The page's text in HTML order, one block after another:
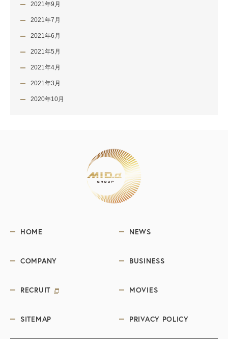
2021年9月
2021年7月
2021年6月
2021年5月
2021年4月
2021年3月
2020年10月
HOME NEWS
COMPANY BUSINESS
RECRUIT MOVIES
SITEMAP PRIVACY POLICY